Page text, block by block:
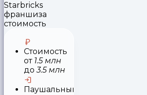
Starbricks
франшиза
стоимость
Стоимость
от 1.5 млн
до3.5 млн
Паушальный